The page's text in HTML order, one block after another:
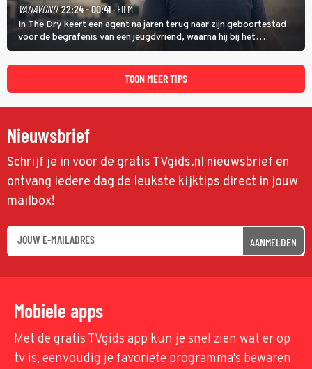
VANAVOND 22:24 - 00:41· FILM
In The Dry keert een agent na jaren terug naar zijn geboortestad
voor de begrafenis van een jeugdvriend, waarna hij bij het
onderzoeken van diens dood een verband begint te vermoeden
met een oude zaak.
TOON MEER TIPS
Nieuwsbrief
Schrijf je in voor de gratis TVgids.nl nieuwsbrief en
ontvang iedere dag de leukste kijktips direct in jouw
mailbox!
AANMELDEN
Mobiele apps
Met de gratis TVgids app kun je snel zien wat er op
tv is, eenvoudig je favoriete programma's bewaren